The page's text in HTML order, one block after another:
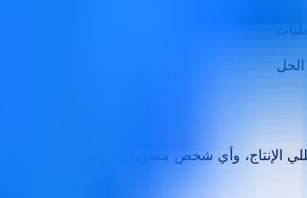
الإنتاج، وأي شخص مسؤول عن مراقبة جودة